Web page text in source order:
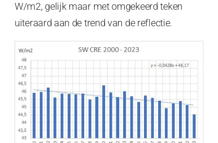
W/m2, gelijk maar met omgekeerd teken
uiteraard aan de trend van de reflectie.